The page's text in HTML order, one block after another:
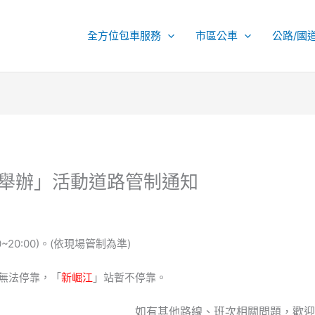
全方位包車服務 市區公車 公路/國
辦」活動道路管制通知
。(依現場管制為準)
法停靠，「新崛江 」站暫不停靠。
如有其他路線、班次相關問題，歡